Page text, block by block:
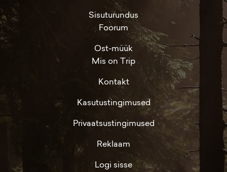
Sisuturundus
Foorum
Ost-müük
Mis on Trip
Kontakt
Kasutustingimused
Privaatsustingimused
Reklaam
Logi sisse